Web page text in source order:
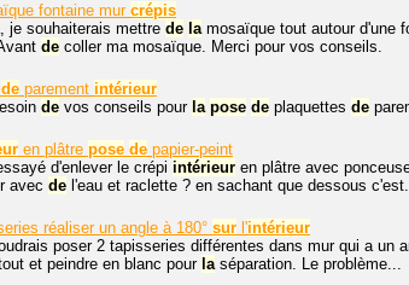
fontaine murcrépis
je souhaiterais mettre de lamosaïque tout autour d'une
de coller ma mosaïque. Merci pour vos conseils.
de parement intérieur
de vos conseils pour la pose de plaquettes de
en plâtre pose de papier-peint
d'enlever le crépi intérieur en plâtre avec
avec de l'eau et raclette ? en sachant que dessous
réaliser un angle à 180° sur l'intérieur
poser 2 tapisseries différentes dans mur qui a un
et peindre en blanc pour laséparation. Le problème...